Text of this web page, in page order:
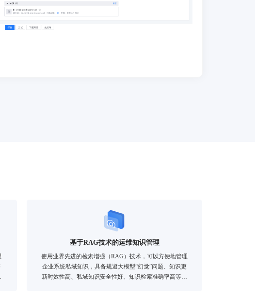
基于RAG技术的运维知识管理
使用业界先进的检索增强（RAG）技术，可以方便地管理
企业系统私域知识，具备规避大模型“幻觉”问题、知识更
新时效性高、私域知识安全性好、知识检索准确率高等优